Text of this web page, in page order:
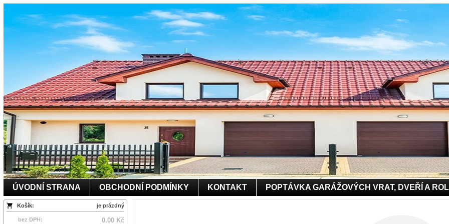
ÚVODNÍ STRANA OBCHODNÍ PODMÍNKY KONTAKT POPTÁVKA GARÁŽOVÝCH VRAT, DVEŘÍ A
Košík: je prázdný
bez DPH: 0.00 Kč